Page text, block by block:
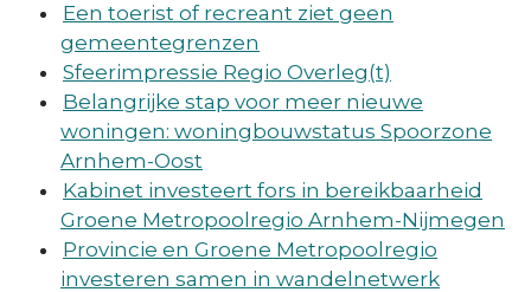
Een toerist of recreant ziet geen
gemeentegrenzen
Sfeerimpressie Regio Overleg(t)
Belangrijke stap voor meer nieuwe
woningen: woningbouwstatus Spoorzone
Arnhem-Oost
Kabinet investeert fors in bereikbaarheid
Groene Metropoolregio Arnhem-Nijmegen
Provincie en Groene Metropoolregio
investeren samen in wandelnetwerk